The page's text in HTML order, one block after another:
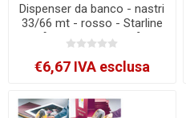
Dispenser da banco - nastri
33/66 mt - rosso - Starline
[STL6605rosso66]
€6,67 IVA esclusa